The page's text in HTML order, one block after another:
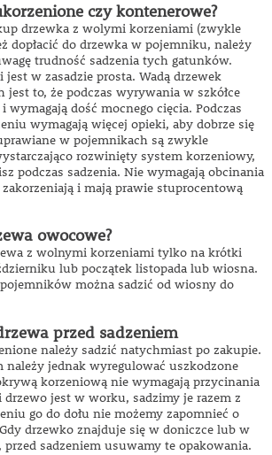
czy kontenerowe?
drzewka z wolymi korzeniami (zwykle
dopłacić do drzewka w pojemniku, należy
trudność sadzenia tych gatunków.
w zasadzie prosta. Wadą drzewek
to, że podczas wyrywania w szkółce
wymagają dość mocnego cięcia. Podczas
wymagają więcej opieki, aby dobrze się
w pojemnikach są zwykle
rozwinięty system korzeniowy,
podczas sadzenia. Nie wymagają obcinania
i mają prawie stuprocentową
owocowe?
z wolnymi korzeniami tylko na krótki
lub początek listopada lub wiosna.
można sadzić od wiosny do
przed sadzeniem
należy sadzić natychmiast po zakupie.
należy jednak wyregulować uszkodzone
korzeniową nie wymagają przycinania
jest w worku, sadzimy je razem z
go do dołu nie możemy zapomnieć o
drzewko znajduje się w doniczce lub w
sadzeniem usuwamy te opakowania.